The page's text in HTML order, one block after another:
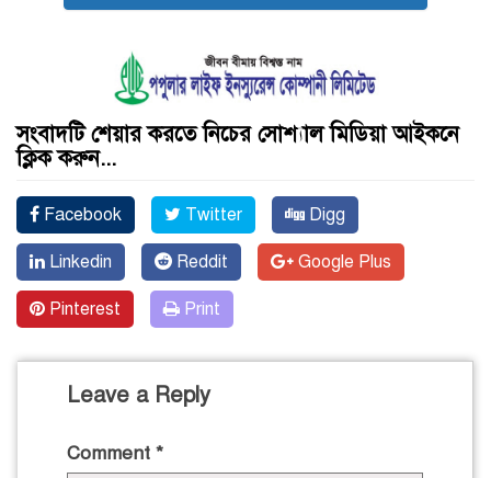
সংবাদটি শেয়ার করতে নিচের সোশ্যাল মিডিয়া আইকনে
ক্লিক করুন...
Facebook Twitter Digg
Linkedin Reddit Google Plus
Pinterest Print
Leave a Reply
Comment *